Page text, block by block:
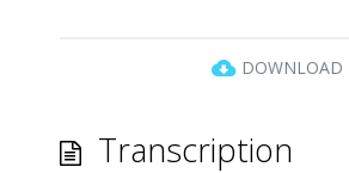
DOWNLOAD
Transcription